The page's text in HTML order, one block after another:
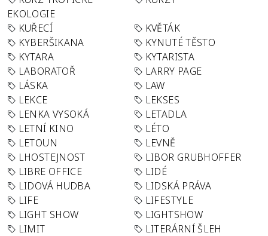
EKOLOGIE
KUŘECÍ
KVĚTÁK
KYBERŠIKANA
KYNUTÉ TĚSTO
KYTARA
KYTARISTA
LABORATOŘ
LARRY PAGE
LÁSKA
LAW
LEKCE
LEKSES
LENKA VYSOKÁ
LETADLA
LETNÍ KINO
LÉTO
LETOUN
LEVNĚ
LHOSTEJNOST
LIBOR GRUBHOFFER
LIBRE OFFICE
LIDÉ
LIDOVÁ HUDBA
LIDSKÁ PRÁVA
LIFE
LIFESTYLE
LIGHT SHOW
LIGHTSHOW
LIMIT
LITERÁRNÍ ŠLEH